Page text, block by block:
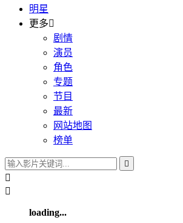
明星
更多
剧情
演员
角色
专题
节目
最新
网站地图
榜单



loading...